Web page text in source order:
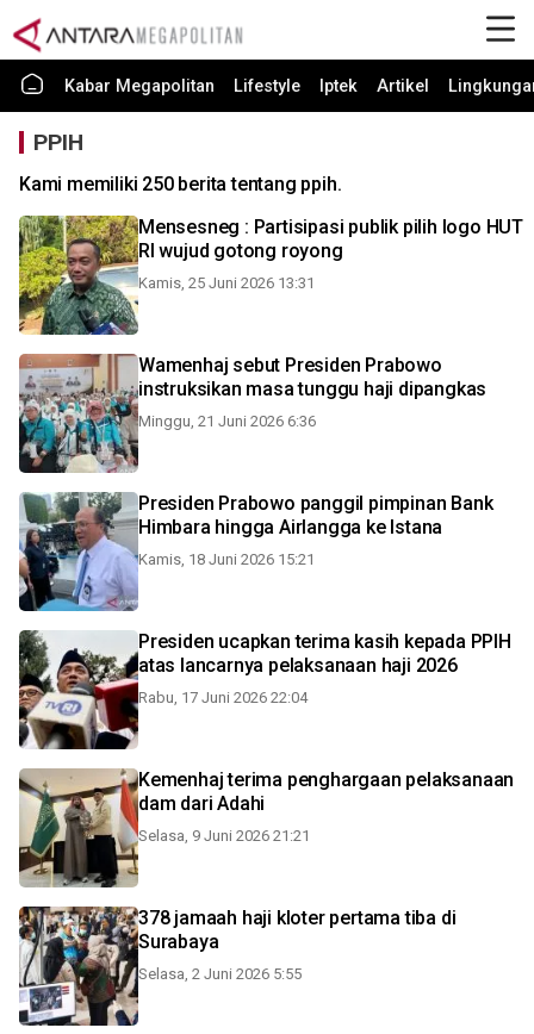
Kabar Megapolitan Lifestyle Iptek Artikel
PPIH
Kami memiliki 250 berita tentang ppih.
Mensesneg : Partisipasi publik pilih logo HUT
RI wujud gotong royong
Kamis, 25 Juni 2026 13:31
Wamenhaj sebut Presiden Prabowo
instruksikan masa tunggu haji dipangkas
Minggu, 21 Juni 2026 6:36
Presiden Prabowo panggil pimpinan Bank
Himbara hingga Airlangga ke Istana
Kamis, 18 Juni 2026 15:21
Presiden ucapkan terima kasih kepada PPIH
atas lancarnya pelaksanaan haji 2026
Rabu, 17 Juni 2026 22:04
Kemenhaj terima penghargaan pelaksanaan
dam dari Adahi
Selasa, 9 Juni 2026 21:21
378 jamaah haji kloter pertama tiba di
Surabaya
Selasa, 2 Juni 2026 5:55